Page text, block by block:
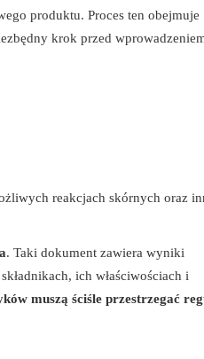
produktu. Proces ten obejmuje
krok przed
reakcjach skórnych oraz
. Taki dokument zawiera wyniki
ich właściwościach i
muszą ściśle przestrzegać